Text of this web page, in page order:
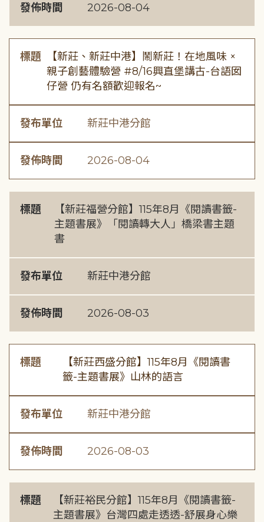
發佈時間 2026-08-04
標題
【新莊、新莊中港】鬧新莊！在地風味 ×
親子創藝體驗營 #8/16興直堡講古-台語囡
仔營 仍有名額歡迎報名~
發布單位 新莊中港分館
發佈時間 2026-08-04
標題
【新莊福營分館】115年8月《閱讀書籤-
主題書展》「閱讀轉大人」橋梁書主題
書
發布單位 新莊中港分館
發佈時間 2026-08-03
標題
【新莊西盛分館】115年8月《閱讀書
籤-主題書展》山林的語言
發布單位 新莊中港分館
發佈時間 2026-08-03
標題
【新莊裕民分館】115年8月《閱讀書籤-
主題書展》台灣四處走透透-舒展身心樂